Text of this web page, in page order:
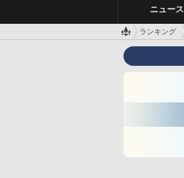
ニュース
ランキング